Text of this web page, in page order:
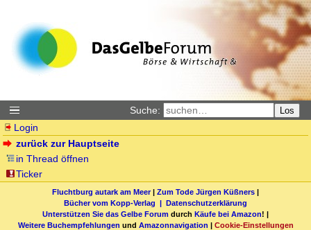
Suche: Los
Login
zurück zur Hauptseite
in Thread öffnen
Ticker
Fluchtburg autark am Meer| Zum Tode Jürgen Küßners |
Bücher vom Kopp-Verlag | Datenschutzerklärung
Unterstützen Sie das Gelbe Forum durch Käufe bei Amazon! |
Weitere Buchempfehlungen und Amazonnavigation | Cookie-Einstellungen